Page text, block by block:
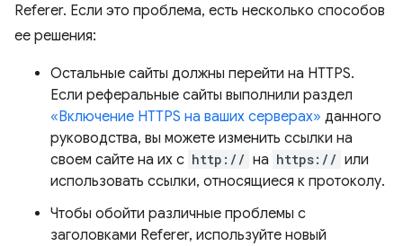
Referer. Если это проблема, есть несколько способов
ее решения:
Остальные сайты должны перейти на HTTPS.
Если реферальные сайты выполнили раздел
«Включение HTTPS на ваших серверах» данного
руководства, вы можете изменить ссылки на
своем сайте на их с http:// на https:// или
использовать ссылки, относящиеся к протоколу.
Чтобы обойти различные проблемы с
заголовками Referer, используйте новый